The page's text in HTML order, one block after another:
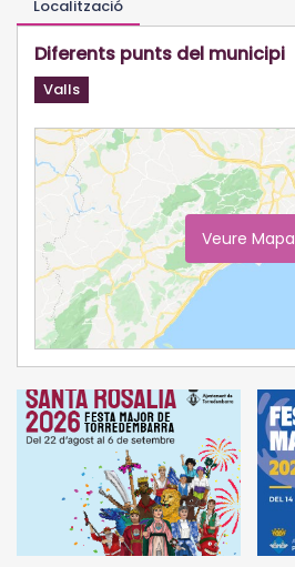
Localització
Diferents punts del municipi
Valls
Veure Mapa